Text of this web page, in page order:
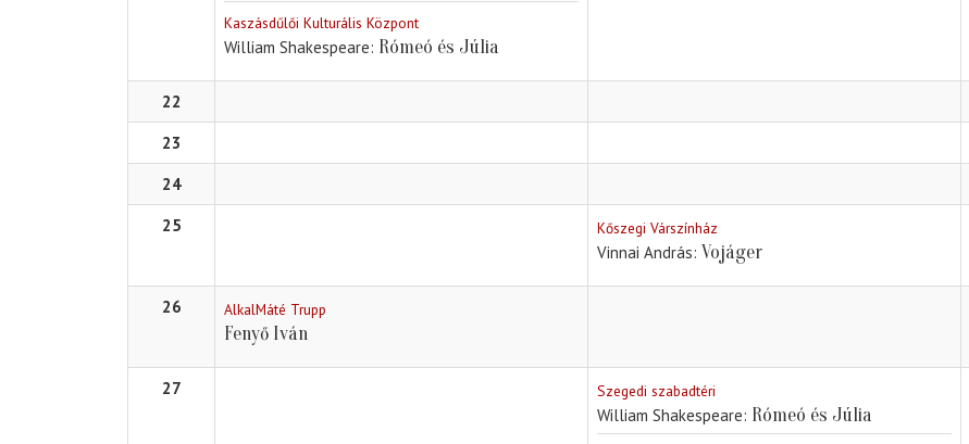
Kaszásdűlői Kulturális Központ
William Shakespeare Rómeó és Júlia
22
23
24
25
Kőszegi Várszínház
Vinnai András Vojáger
26 AlkalMáté Trupp
Fenyő Iván
27 Szegedi szabadtéri
William Shakespeare Rómeó és Júlia